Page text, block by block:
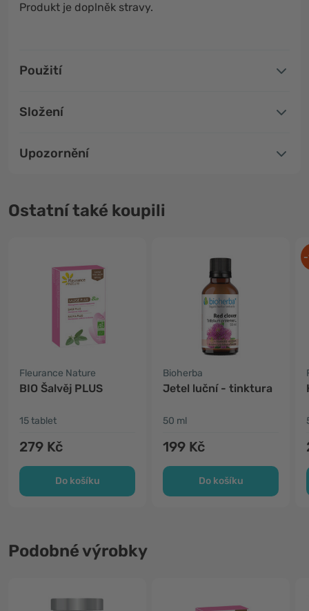
Produkt je doplněk stravy.
Použití
Složení
Upozornění
Ostatní také koupili
Fleurance Nature
BIO Šalvěj PLUS
15 tablet
279 Kč
Do košíku
Bioherba
Jetel luční - tinktura
50 ml
199 Kč
Do košíku
Podobné výrobky